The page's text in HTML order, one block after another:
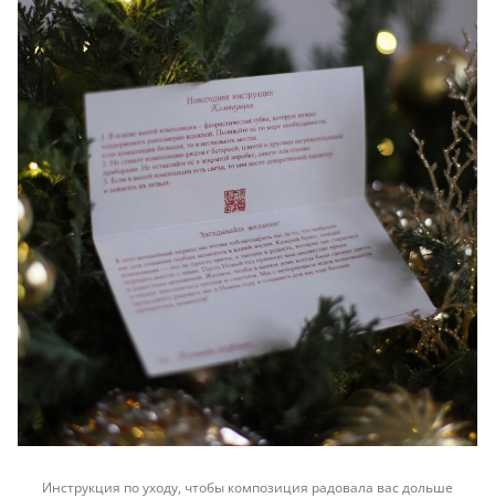
Инструкция по уходу, чтобы композиция радовала вас дольше